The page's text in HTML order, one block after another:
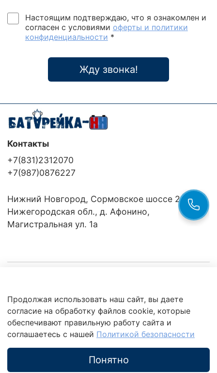
Настоящим подтверждаю, что я ознакомлен и
согласен с условиями оферты и политики
конфиденциальности *
Жду звонка!
Клиентам
Это интересно
Контакты
+7(831)2312070
+7(987)0876227
Нижний Новгород, Сормовское шоссе 24/36
Нижегородская обл., д. Афонино,
Магистральная ул. 1а
Продолжая использовать наш сайт, вы даете
согласие на обработку файлов cookie, которые
обеспечивают правильную работу сайта и
соглашаетесь с нашей Политикой безопасности
Понятно
обработки